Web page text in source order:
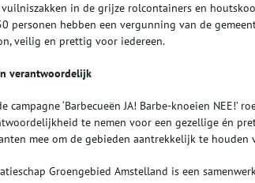
in de grijze rolcontainers en
personen hebben een vergunning van de
veilig en prettig voor iedereen.
verantwoordelijk
campagne ‘Barbecueën JA! Barbe-knoeien NEE!’
te nemen voor een gezellige én
mee om de gebieden aantrekkelijk te houden
Groengebied Amstelland is een